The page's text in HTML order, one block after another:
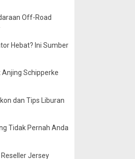
Off-Road
Hebat? Ini Sumber
Anjing Schipperke
dan Tips Liburan
Tidak Pernah Anda
Jersey